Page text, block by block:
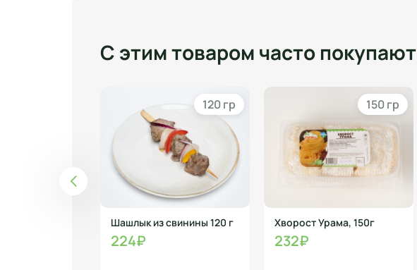
С этим товаром часто покупают
120 гр
Шашлык из свинины 120 г
224₽
150 гр
Хворост Урама, 150г
232₽